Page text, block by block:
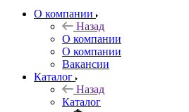
О компании
Назад
О компании
О компании
Вакансии
Каталог
Назад
Каталог